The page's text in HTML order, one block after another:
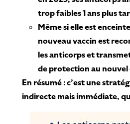
trop faibles 1 ans plus
Même si elle est
nouveau vaccin est
les anticorps et
de protection au
En résumé : c’est une
indirecte mais immédiate,